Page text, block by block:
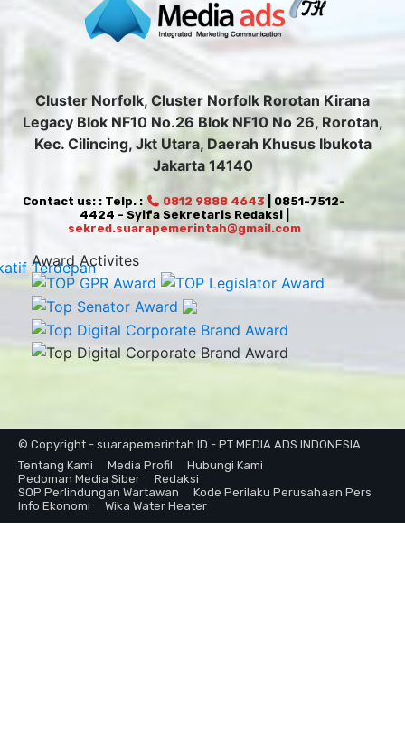
Cluster Norfolk, Cluster Norfolk Rorotan Kirana
Legacy Blok NF10 No.26 Blok NF10 No 26, Rorotan,
Kec. Cilincing, Jkt Utara, Daerah Khusus Ibukota
Jakarta 14140
Contact us: : Telp. : 0812 9888 4643 | 0851-7512-
4424 - Syifa Sekretaris Redaksi |
sekred.suarapemerintah@gmail.com
Award Activites
© Copyright - suarapemerintah.ID - PT MEDIA ADS INDONESIA
Tentang Kami
Media Profil
Hubungi Kami
Pedoman Media Siber
Redaksi
SOP Perlindungan Wartawan
Kode Perilaku Perusahaan Pers
Info Ekonomi
Wika Water Heater